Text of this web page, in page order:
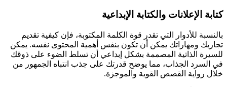
كتابة الإعلانات والكتابة الإبداعية
بالنسبة للأدوار التي تقدر قوة الكلمة المكتوبة، فإن كيفية تقديم
تجاربك ومهاراتك يمكن أن تكون بنفس أهمية المحتوى نفسه. يمكن
للسيرة الذاتية المصممة بشكل إبداعي أن تسلط الضوء على ذوقك
في السرد الجذاب، مما يوضح قدرتك على جذب انتباه الجمهور من
خلال رواية القصص القوية والموجزة.